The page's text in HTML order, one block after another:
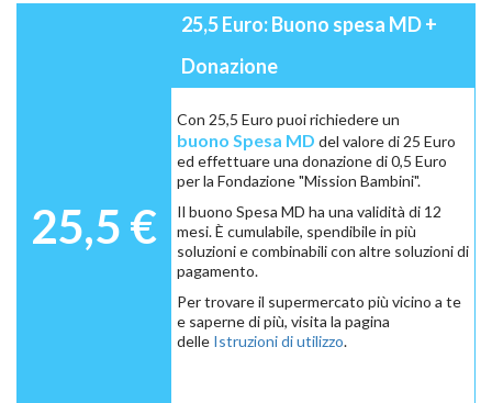
25,5 €
25,5 Euro: Buono spesa MD +
Donazione
Con 25,5 Euro puoi richiedere un
buono Spesa MD del valore di 25 Euro
ed effettuare una donazione di 0,5 Euro
per la Fondazione "Mission Bambini".
Il buono Spesa MD ha una validità di 12
mesi. È cumulabile, spendibile in più
soluzioni e combinabili con altre soluzioni di
pagamento.
Per trovare il supermercato più vicino a te
e saperne di più, visita la pagina
delle Istruzioni di utilizzo.